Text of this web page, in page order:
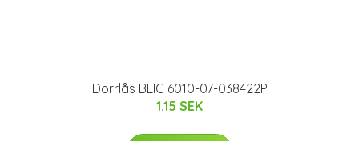
Dörrlås BLIC 6010-07-038422P
1.15 SEK